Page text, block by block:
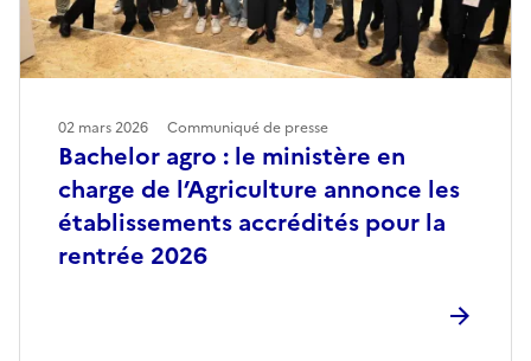
Bachelor agro : le ministère en
charge de l’Agriculture annonce les
établissements accrédités pour la
rentrée 2026
02 mars 2026 Communiqué de presse